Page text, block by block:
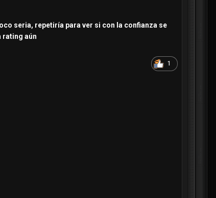
seria, repetiría para ver si con la confianza se
rating aún
1